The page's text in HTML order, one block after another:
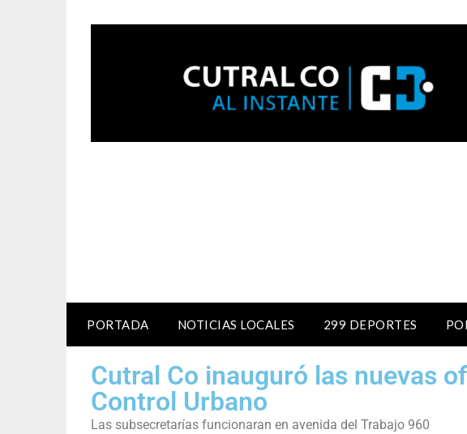
PORTADA NOTICIAS LOCALES 299 DEPORTES
Cutral Co inauguró las nuevas
Control Urbano
Las subsecretarías funcionaran en avenida del Trabajo 960